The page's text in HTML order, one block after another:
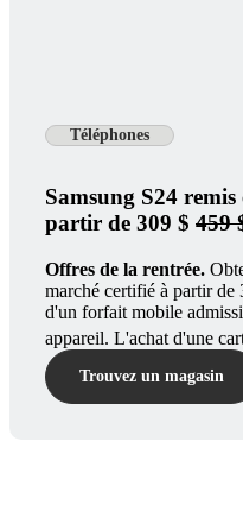
Téléphones
Samsung S24
partir de 309 $ 459
Offres de la rentrée.
marché certifié à partir de
d'un forfait mobile
appareil. L'achat d'une
Trouvez un magasin